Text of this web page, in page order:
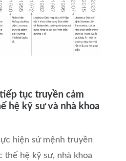
tục truyền cảm
hệ kỹ sư và nhà khoa
hiện sứ mệnh truyền
thế hệ kỹ sư, nhà khoa